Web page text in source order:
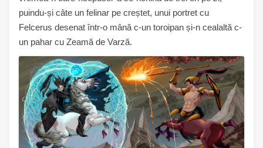
puindu-și câte un felinar pe creștet, unui portret cu
Felcerus desenat într-o mână c-un toroipan și-n cealaltă c-
un pahar cu Zeamă de Varză.